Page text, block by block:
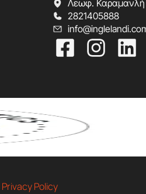
Λεωφ. Καραμανλή
2821405888
Privacy Policy